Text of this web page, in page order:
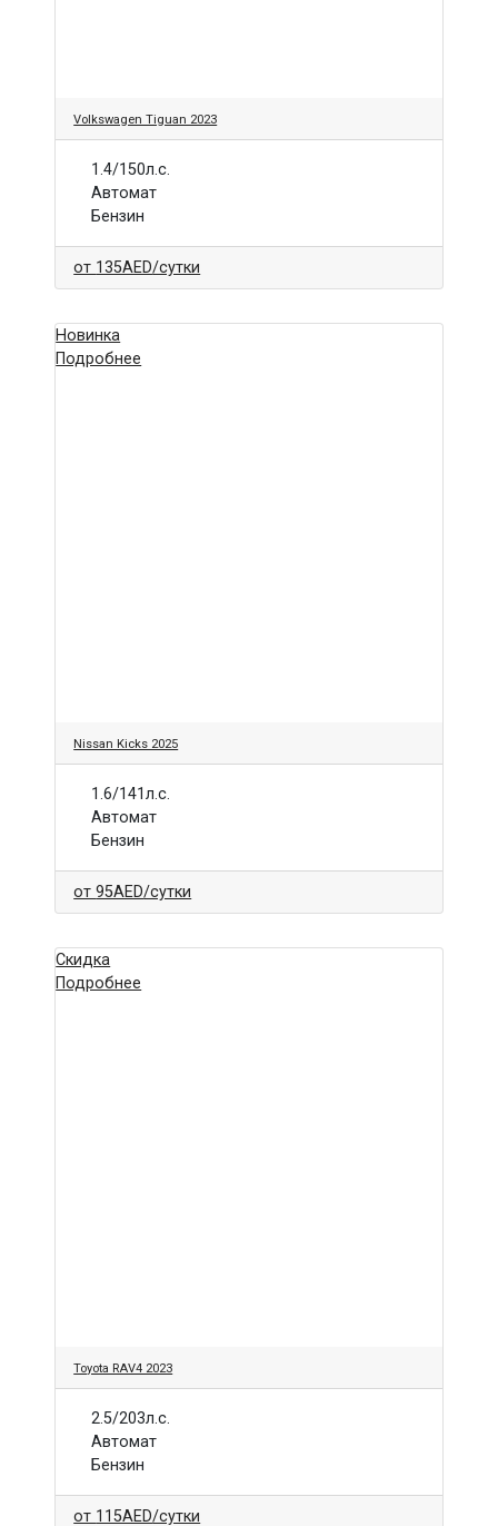
Volkswagen Tiguan 2023
1.4/150л.с.
Автомат
Бензин
от 135AED/сутки
Новинка
Подробнее
Nissan Kicks 2025
1.6/141л.с.
Автомат
Бензин
от95AED/сутки
Скидка
Подробнее
Toyota RAV4 2023
2.5/203л.с.
Автомат
Бензин
от 115AED/сутки